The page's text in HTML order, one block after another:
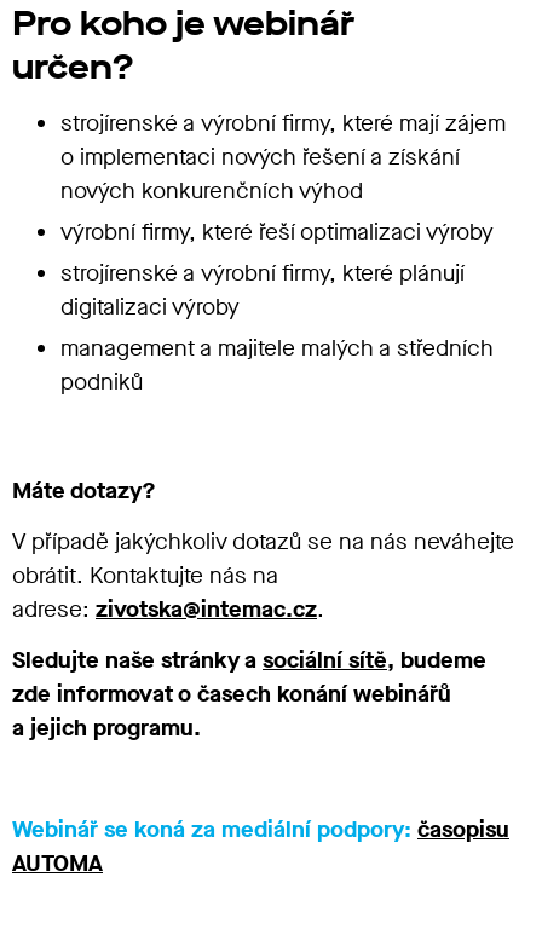
Pro koho je webinář
určen?
strojírenské a výrobní firmy, které mají zájem
o implementaci nových řešení a získání
nových konkurenčních výhod
výrobní firmy, které řeší optimalizaci výroby
strojírenské a výrobní firmy, které plánují
digitalizaci výroby
management a majitele malých a středních
podniků
Máte dotazy?
V případě jakýchkoliv dotazů se na nás neváhejte
obrátit. Kontaktujte nás na
adrese: zivotska@intemac.cz.
Sledujte naše stránky a sociální sítě, budeme
zde informovat o časech konání webinářů
a jejich programu.
Webinář se koná za mediální podpory: časopisu
AUTOMA